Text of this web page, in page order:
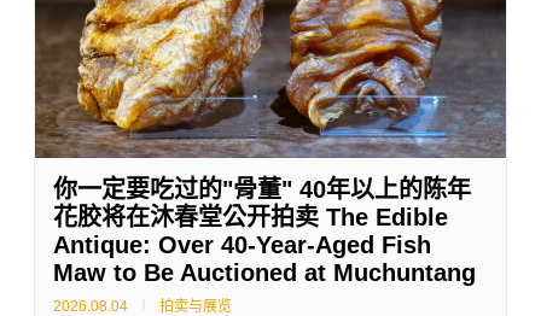
你一定要吃过的"骨董" 40年以上的陈年
花胶将在沐春堂公开拍卖 The Edible
Antique: Over 40-Year-Aged Fish
Maw to Be Auctioned at Muchuntang
2026.08.04 拍卖与展览